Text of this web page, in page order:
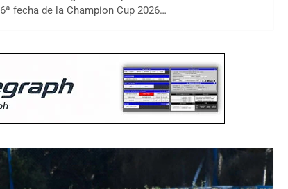
6ª fecha de la Champion Cup 2026…